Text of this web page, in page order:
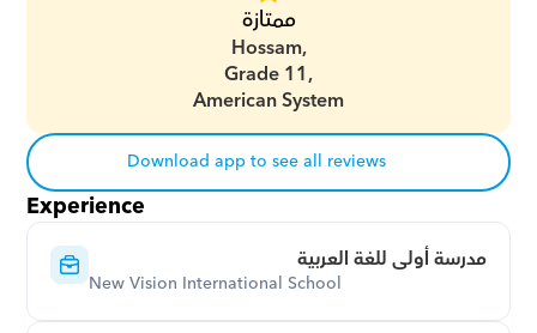
ممتازة
Hossam,
Grade 11,
American System
Download app to see all reviews
Experience
مدرسة أولى للغة العربية
New Vision International School